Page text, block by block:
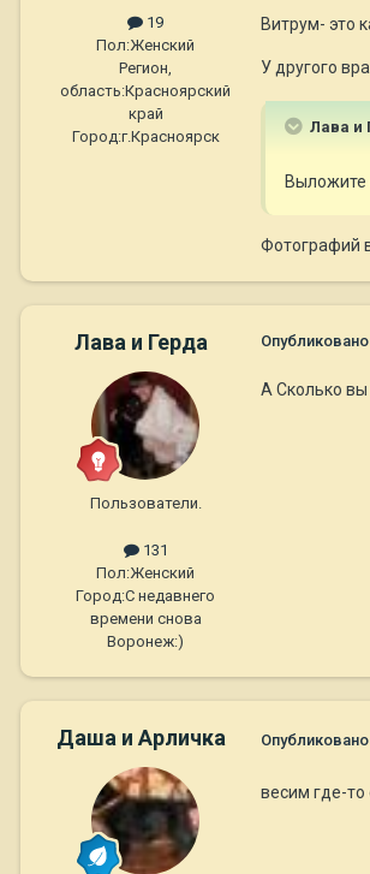
19
Пол:Женский
Регион,
область:Красноярский
край
Город:г.Красноярск
Витрум- это
У другого
Лава и
Выложите
Фотографий
Лава и Герда
Пользователи.
131
Пол:Женский
Город:С недавнего
времени снова
Воронеж:)
Опубликовано
А Сколько вы
Даша и Арличка Опубликовано
весим где-то